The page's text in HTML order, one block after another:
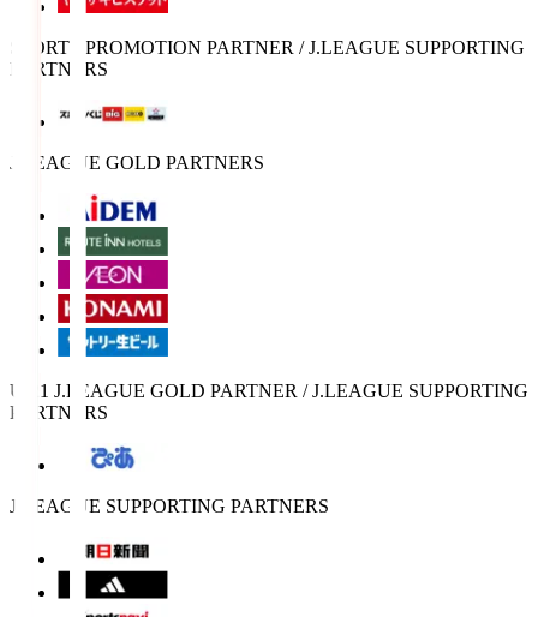
SPORTS PROMOTION PARTNER / J.LEAGUE SUPPORTING
PARTNERS
J.LEAGUE GOLD PARTNERS
U-21 J.LEAGUE GOLD PARTNER / J.LEAGUE SUPPORTING
PARTNERS
J.LEAGUE SUPPORTING PARTNERS